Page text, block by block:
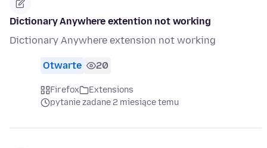
Dictionary Anywhere extention not working
Dictionary Anywhere extension not working
Otwarte 20
Firefox
Extensions
pytanie zadane 2 miesiące temu